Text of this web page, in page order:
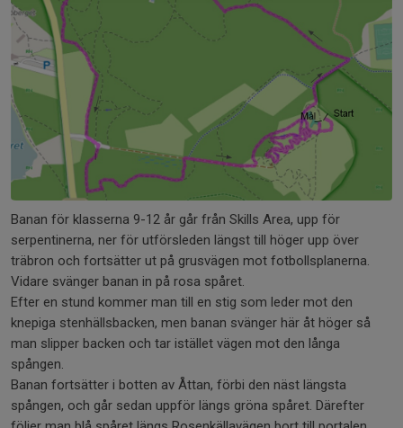
Banan för klasserna 9-12 år går från Skills Area, upp för
serpentinerna, ner för utförsleden längst till höger upp över
träbron och fortsätter ut på grusvägen mot fotbollsplanerna.
Vidare svänger banan in på rosa spåret.
Efter en stund kommer man till en stig som leder mot den
knepiga stenhällsbacken, men banan svänger här åt höger så
man slipper backen och tar istället vägen mot den långa
spången.
Banan fortsätter i botten av Åttan, förbi den näst längsta
spången, och går sedan uppför längs gröna spåret. Därefter